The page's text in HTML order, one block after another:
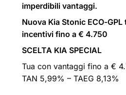
imperdibili vantaggi.
Nuova Kia Stonic ECO-
incentivi fino a € 4.750
SCELTA KIA SPECIAL
Tua con vantaggi fino a €
TAN 5,99% – TAEG 8,13%